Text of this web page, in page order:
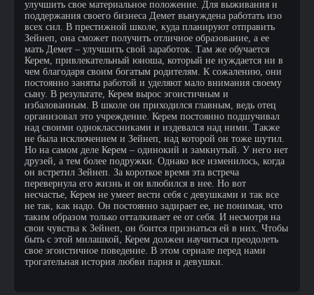
улучшить свое материальное положение. Для выживания и
поддержания своего бизнеса Демет вынуждена работать изо
всех сил. В престижной школе, куда планируют отправить
Зейнеп, она сможет получить отличное образование, а ее
мать Демет – улучшить свой заработок. Там же обучается
Керем, привлекательный юноша, который не нуждается ни в
чем благодаря своим богатым родителям. К сожалению, они
постоянно заняты работой и уделяют мало внимания своему
сыну. В результате, Керем вырос эгоистичным и
избалованным. В школе он приходился главным, ведь отец
организовал это учреждение. Керем постоянно подшучивал
над своими одноклассниками и издевался над ними. Также
не была исключением и Зейнеп, над которой он тоже шутил.
Но на самом деле Керем – одинокий и замкнутый. У него нет
друзей, а тем более подружки. Однако все изменилось, когда
он встретил Зейнеп. За короткое время эта встреча
перевернула его жизнь и он влюбился в нее. Но вот
несчастье, Керем не умеет вести себя с девушками и так все
не так, как надо. Он постоянно задирает ее, не понимая, что
таким образом только отталкивает ее от себя. И несмотря на
свои чувства к Зейнеп, он боится признаться ей в них. Чтобы
быть с этой милашкой, Керем должен научиться преодолеть
свое эгоистичное поведение. В этом сериале перед нами
трогательная история любви парня и девушки.